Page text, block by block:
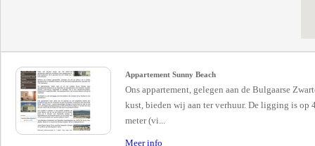
Appartement Sunny Beach
Ons appartement, gelegen aan de Bulgaarse
kust, bieden wij aan ter verhuur. De ligging is op
meter (vi...
Meer info